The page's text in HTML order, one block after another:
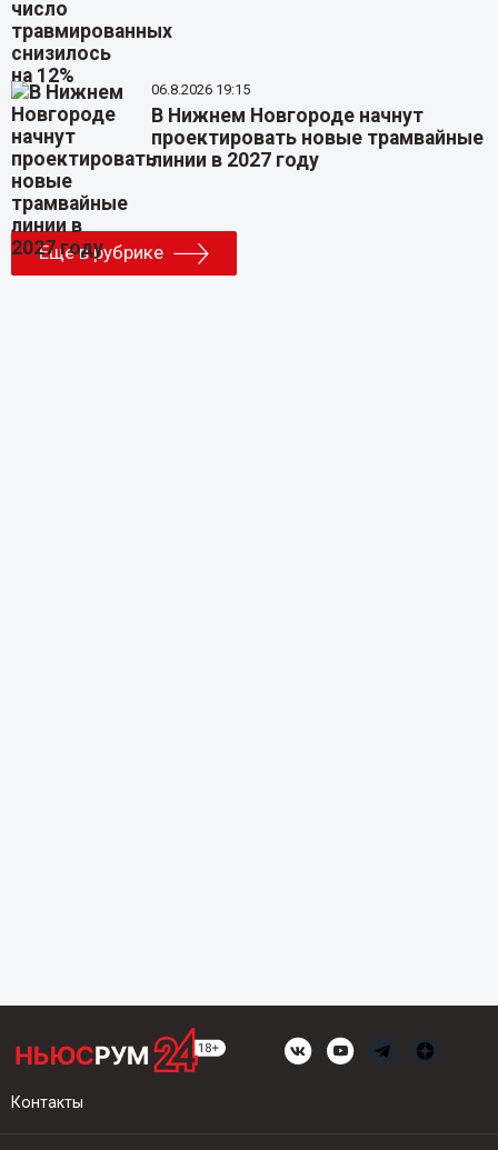
06.8.2026 19:15
В Нижнем Новгороде начнут
проектировать новые трамвайные
линии в 2027 году
Еще в рубрике
Контакты